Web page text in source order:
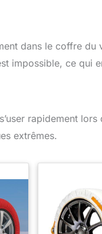
dans le coffre du
impossible, ce qui
rapidement
extrêmes.